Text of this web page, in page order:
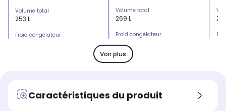
Volume total
253 L
Froid congélateur
Dégivrage automatique du
Volume congélateur ( en L) :
Volume total
269 L
Froid congélateur
Dégivrage manuel du
congélateur
Volume congélateur ( en L) :
Voir plus
Caractéristiques du produit